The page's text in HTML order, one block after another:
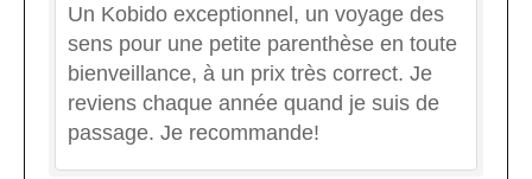
Un Kobido exceptionnel, un voyage des
sens pour une petite parenthèse en toute
bienveillance, à un prix très correct. Je
reviens chaque année quand je suis de
passage. Je recommande!